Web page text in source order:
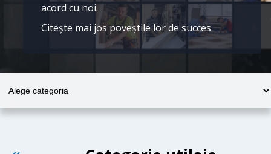
acord cu noi.
Citește mai jos poveștile lor de succes